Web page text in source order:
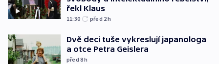
řekl Klaus
11:30 před 2h
Dvě deci tuše vykreslují japanologa
a otce Petra Geislera
před 8h